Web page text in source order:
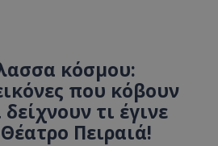
κόσμου:
που κόβουν
τι έγινε
Πειραιά!